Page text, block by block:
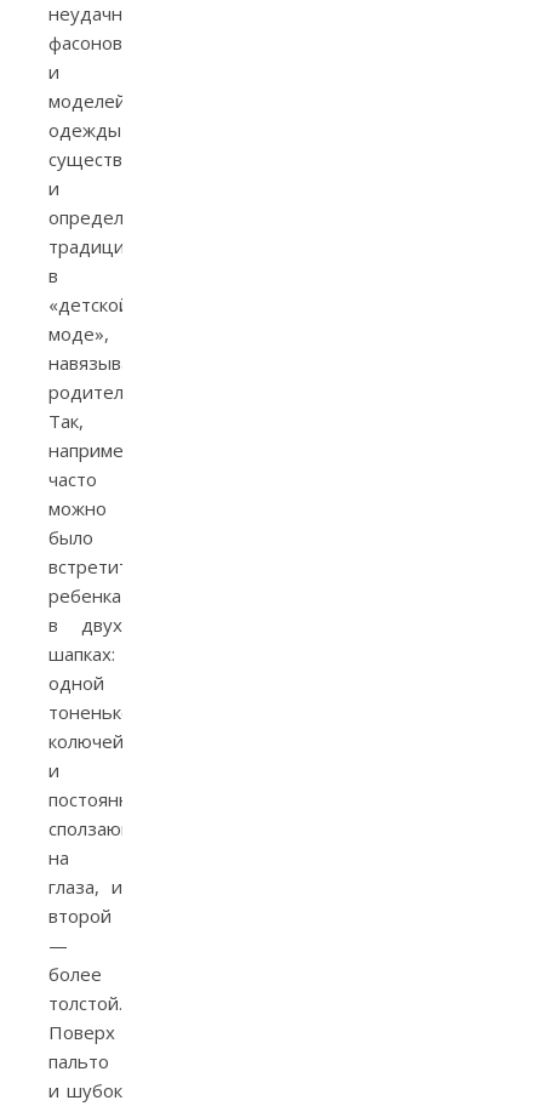
неудачных
фасонов
и
моделей
одежды
существовали
и
определенные
традиции
в
«детской
моде»,
навязываемой
родителями.
Так,
например,
часто
можно
было
встретить
ребенка
в двух
шапках:
одной
тоненькой,
колючей
и
постоянно
сползающей
на
глаза, и
второй
—
более
толстой.
Поверх
пальто
и шубок